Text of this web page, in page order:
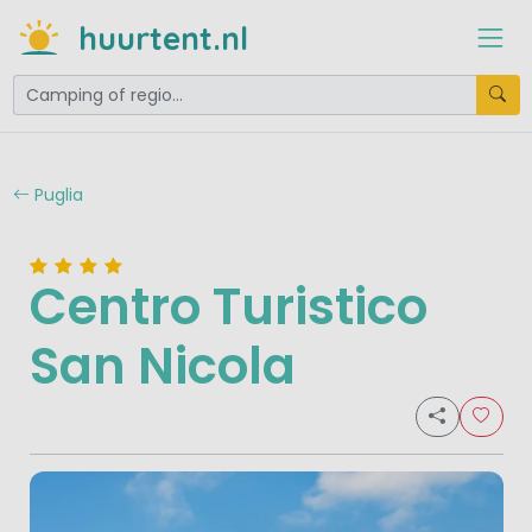
huurtent.nl
Puglia
Centro Turistico
San Nicola